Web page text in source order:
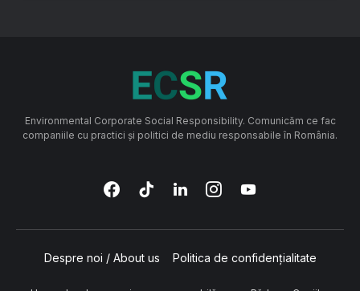
Environmental Corporate Social Responsibility. Comunicăm ce fac
companiile cu practici și politici de mediu responsabile în România.
Despre noi / About us Politica de confidențialitate